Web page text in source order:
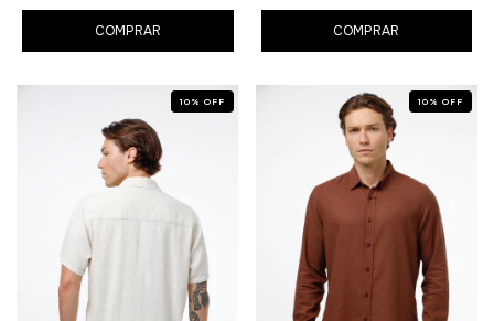
COMPRAR COMPRAR
10 % OFF 10 % OFF